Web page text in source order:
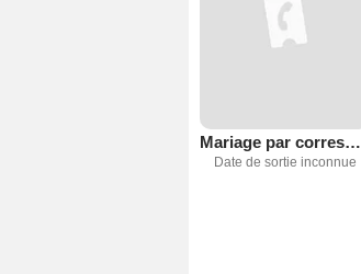
Mariage par correspondance
Date de sortie inconnue